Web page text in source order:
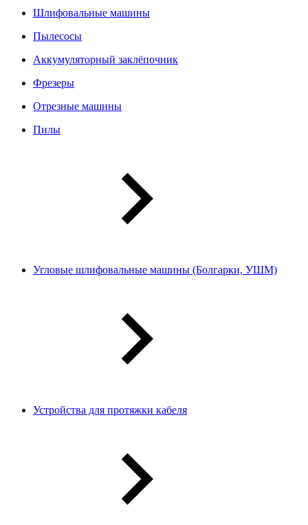
Шлифовальные машины
Пылесосы
Аккумуляторный заклёпочник
Фрезеры
Отрезные машины
Пилы
Угловые шлифовальные машины (Болгарки, УШМ)
Устройства для протяжки кабеля